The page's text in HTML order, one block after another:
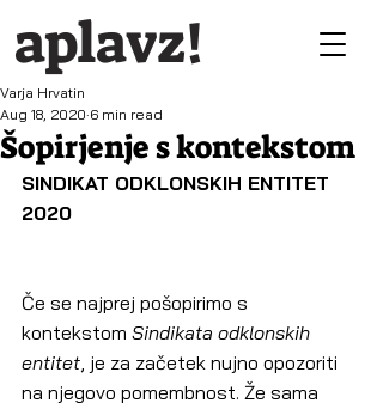
aplavz!
Šopirjenje s kontekstom
Varja Hrvatin
Aug 18, 2020 6 min read
SINDIKAT ODKLONSKIH ENTITET
2020
Če se najprej pošopirimo s
kontekstom Sindikata odklonskih
entitet, je za začetek nujno opozoriti
na njegovo pomembnost. Že sama